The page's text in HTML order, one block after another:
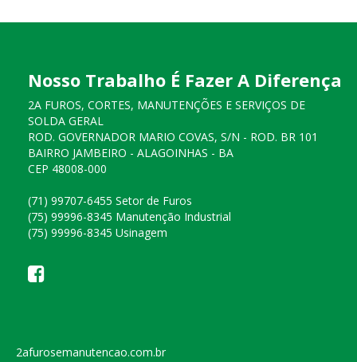
Nosso Trabalho É Fazer A Diferença
2A FUROS, CORTES, MANUTENÇÕES E SERVIÇOS DE
SOLDA GERAL
ROD. GOVERNADOR MARIO COVAS, S/N - ROD. BR 101
BAIRRO JAMBEIRO - ALAGOINHAS - BA
CEP 48008-000
(71) 99707-6455 Setor de Furos
(75) 99996-8345 Manutenção Industrial
(75) 99996-8345 Usinagem
2afurosemanutencao.com.br